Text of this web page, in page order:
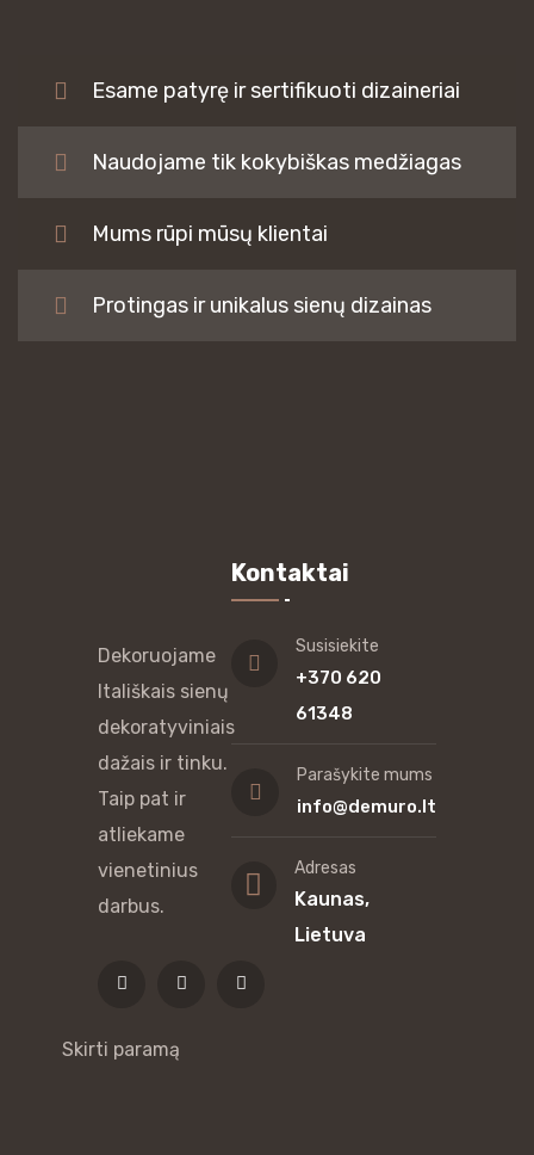
Esame patyrę ir sertifikuoti dizaineriai
Naudojame tik kokybiškas medžiagas
Mums rūpi mūsų klientai
Protingas ir unikalus sienų dizainas
Dekoruojame
Itališkais sienų
dekoratyviniais
dažais ir tinku.
Taip pat ir
atliekame
vienetinius
darbus.
Skirti paramą
Kontaktai
Susisiekite
+370 620
61348
Parašykite mums
info@demuro.lt
Adresas
Kaunas,
Lietuva